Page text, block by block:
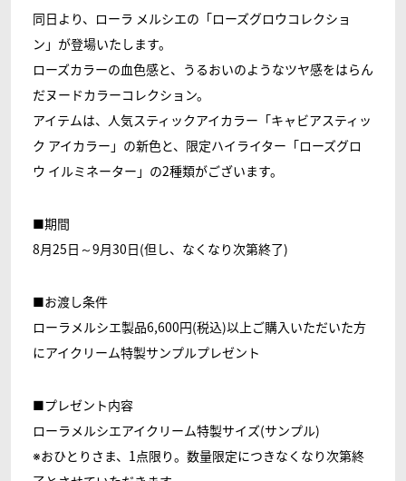
同日より、ローラ メルシエの「ローズグロウコレクショ
ン」が登場いたします。
ローズカラーの血色感と、うるおいのようなツヤ感をはらん
だヌードカラーコレクション。
アイテムは、人気スティックアイカラー「キャビアスティッ
ク アイカラー」の新色と、限定ハイライター「ローズグロ
ウ イルミネーター」の2種類がございます。
■期間
8月25日～9月30日(但し、なくなり次第終了)
■お渡し条件
ローラメルシエ製品6,600円(税込)以上ご購入いただいた方
にアイクリーム特製サンプルプレゼント
■プレゼント内容
ローラメルシエアイクリーム特製サイズ(サンプル)
※おひとりさま、1点限り。数量限定につきなくなり次第終